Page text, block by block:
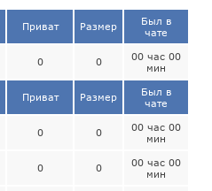
Приват Размер
Был в
чате
0 0
00 час 00
мин
Приват Размер
Был в
чате
0 0
00 час 00
мин
0 0
00 час 00
мин